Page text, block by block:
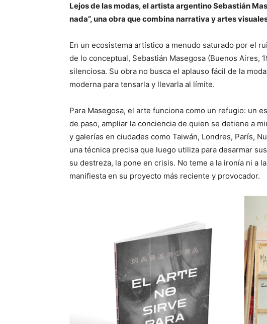
Lejos de las modas, el artista argentino Sebastián
nada”, una obra que combina narrativa y artes
En un ecosistema artístico a menudo saturado por el
de lo conceptual, Sebastián Masegosa (Buenos Aires,
silenciosa. Su obra no busca el aplauso fácil de la
moderna para tensarla y llevarla al límite.
Para Masegosa, el arte funciona como un refugio: un
de paso, ampliar la conciencia de quien se detiene a
y galerías en ciudades como Taiwán, Londres, París,
una técnica precisa que luego utiliza para desarmar
su destreza, la pone en crisis. No teme a la ironía ni a
manifiesta en su proyecto más reciente y provocador.